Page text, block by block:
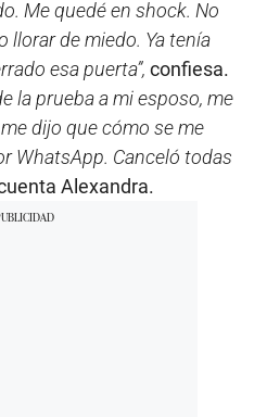
Me quedé en shock. No
llorar de miedo. Ya tenía
esa puerta”, confiesa.
la prueba a mi esposo, me
dijo que cómo se me
WhatsApp. Canceló todas
Alexandra.